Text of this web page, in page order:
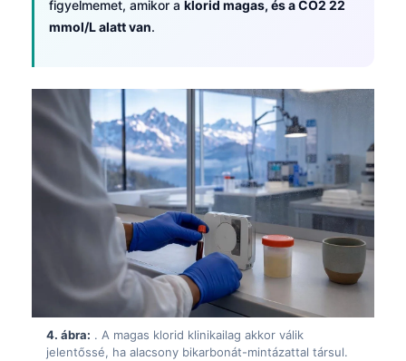
figyelmemet, amikor a klorid magas, és a CO2 22
mmol/L alatt van.
4. ábra: . A magas klorid klinikailag akkor válik
jelentőssé, ha alacsony bikarbonát-mintázattal társul.